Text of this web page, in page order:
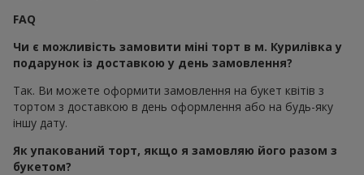
FAQ
Чи є можливість замовити міні торт в м. Курилівка у
подарунок із доставкою у день замовлення?
Так. Ви можете оформити замовлення на букет квітів з
тортом з доставкою в день оформлення або на будь-яку
іншу дату.
Як упакований торт, якщо я замовляю його разом з
букетом?